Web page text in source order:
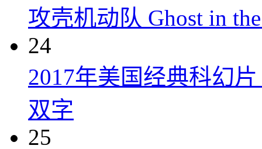
攻壳机动队 Ghost in
24
2017年美国经典科幻
双字
25